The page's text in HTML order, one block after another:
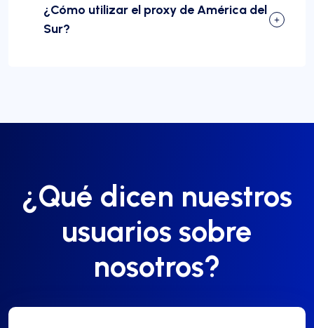
¿Cómo utilizar el proxy de América del
Sur?
¿Qué dicen nuestros
usuarios sobre
nosotros?